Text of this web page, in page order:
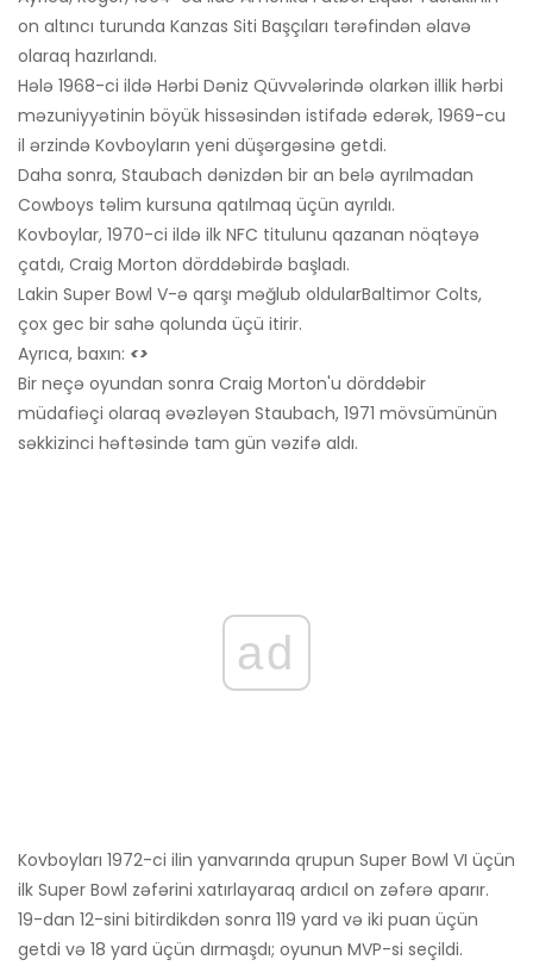
on altıncı turunda Kanzas Siti Başçıları tərəfindən əlavə
olaraq hazırlandı.
Hələ 1968-ci ildə Hərbi Dəniz Qüvvələrində olarkən illik hərbi
məzuniyyətinin böyük hissəsindən istifadə edərək, 1969-cu
il ərzində Kovboyların yeni düşərgəsinə getdi.
Daha sonra, Staubach dənizdən bir an belə ayrılmadan
Cowboys təlim kursuna qatılmaq üçün ayrıldı.
Kovboylar, 1970-ci ildə ilk NFC titulunu qazanan nöqtəyə
çatdı, Craig Morton dörddəbirdə başladı.
Lakin Super Bowl V-ə qarşı məğlub oldularBaltimor Colts,
çox gec bir sahə qolunda üçü itirir.
Ayrıca, baxın: <>
Bir neçə oyundan sonra Craig Morton'u dörddəbir
müdafiəçi olaraq əvəzləyən Staubach, 1971 mövsümünün
səkkizinci həftəsində tam gün vəzifə aldı.
ad
Kovboyları 1972-ci ilin yanvarında qrupun Super Bowl VI üçün
ilk Super Bowl zəfərini xatırlayaraq ardıcıl on zəfərə aparır.
19-dan 12-sini bitirdikdən sonra 119 yard və iki puan üçün
getdi və 18 yard üçün dırmaşdı; oyunun MVP-si seçildi.